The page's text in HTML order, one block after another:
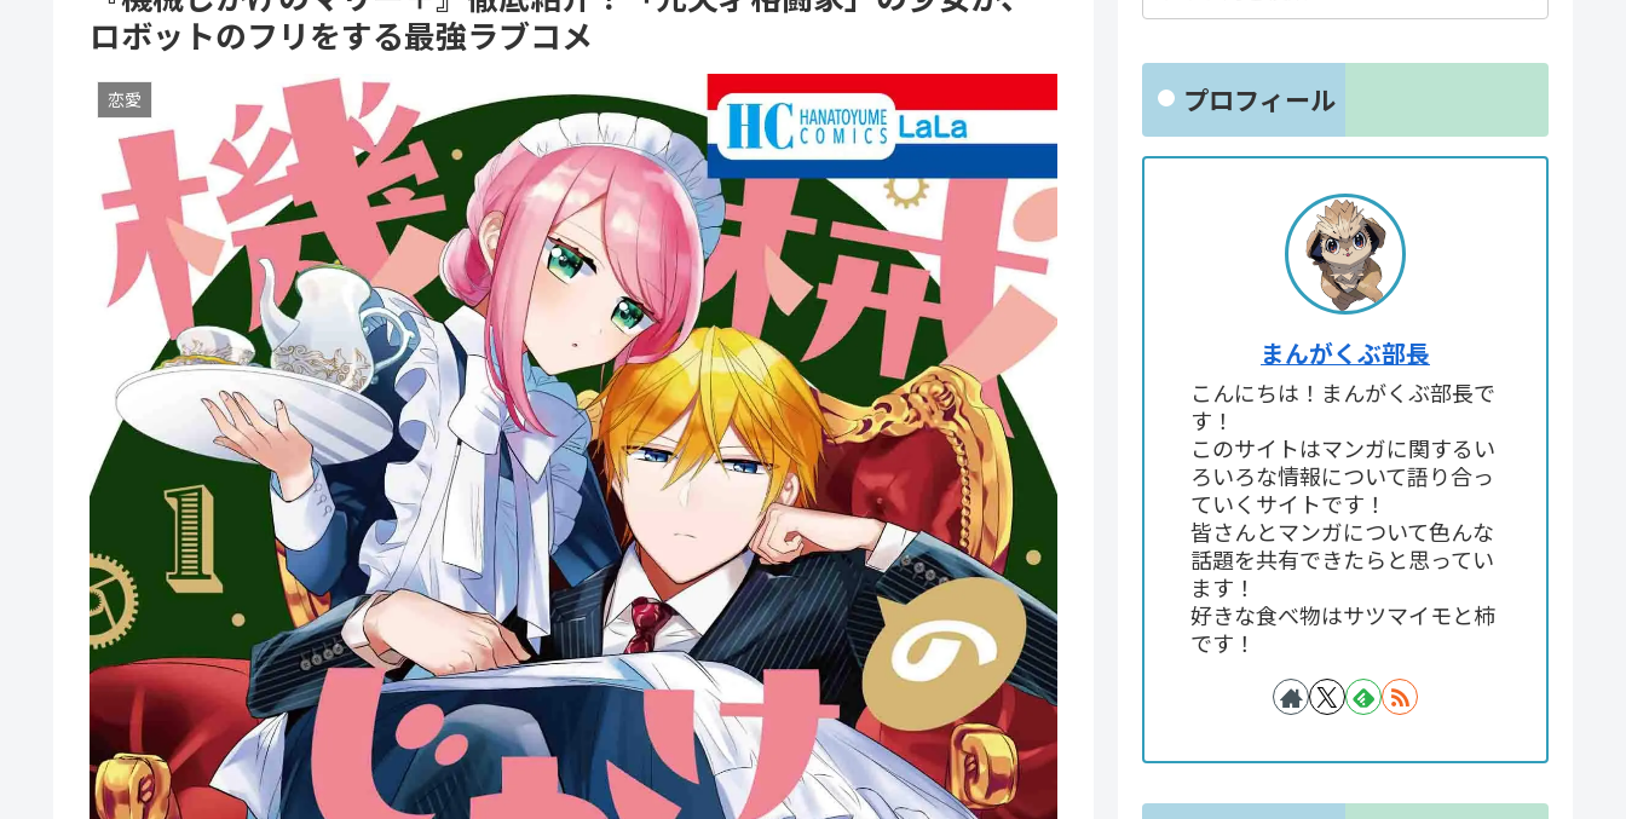
ロボットのフリをする最強ラブコメ
恋愛 プロフィール
まんがくぶ部長
こんにちは！まんがくぶ部長で
す！
このサイトはマンガに関するい
ろいろな情報について語り合っ
ていくサイトです！
皆さんとマンガについて色んな
話題を共有できたらと思ってい
ます！
好きな食べ物はサツマイモと柿
です！